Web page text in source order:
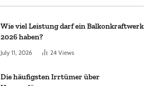
Wie viel Leistung darf ein Balkonkraftwerk
2026 haben?
July 11, 2026 24 Views
Die häufigsten Irrtümer über